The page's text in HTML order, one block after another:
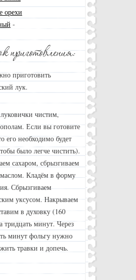
орехи
-
приготовить
лук.
чистим,
Если вы готовите
его необходимо будет
было легче чистить).
сахаром, сбрызгиваем
Кладём в форму
Сбрызгиваем
уксусом. Накрываем
в духовку (160
тридцать минут. Через
минут фольгу нужно
травки и допечь.